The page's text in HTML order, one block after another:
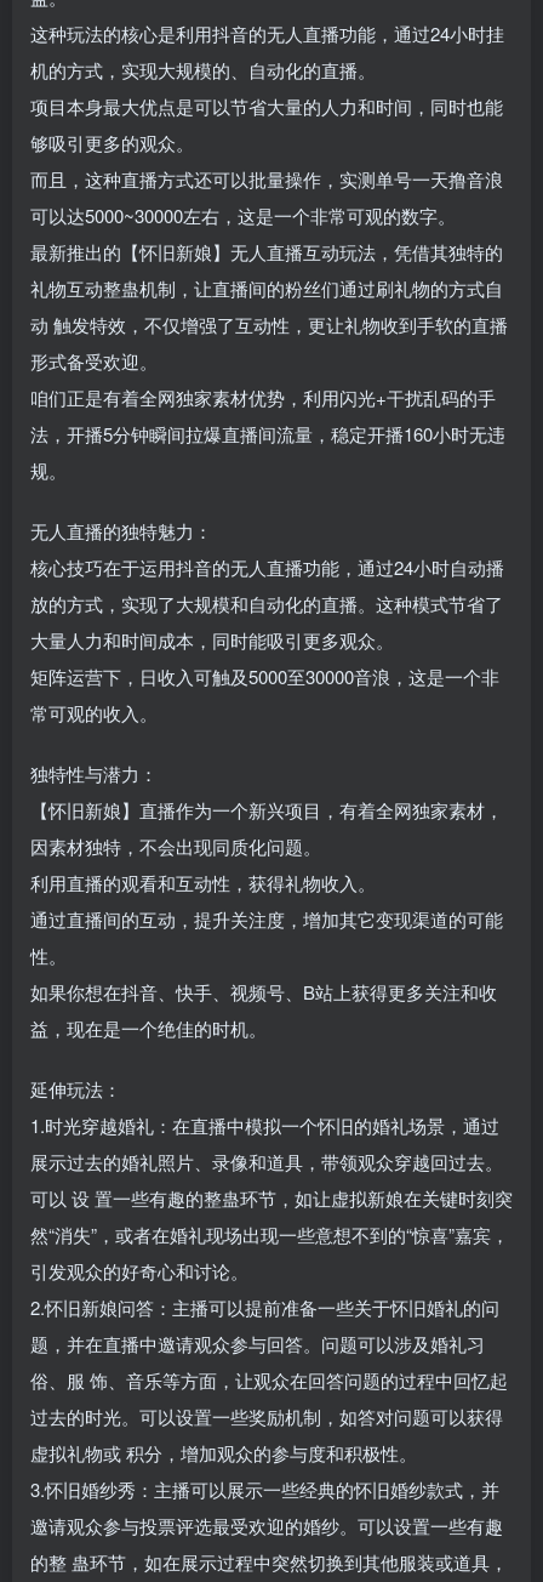
这种玩法的核心是利用抖音的无人直播功能，通过24小时挂
机的方式，实现大规模的、自动化的直播。
项目本身最大优点是可以节省大量的人力和时间，同时也能
够吸引更多的观众。
而且，这种直播方式还可以批量操作，实测单号一天撸音浪
可以达5000~30000左右，这是一个非常可观的数字。
最新推出的【怀旧新娘】无人直播互动玩法，凭借其独特的
礼物互动整蛊机制，让直播间的粉丝们通过刷礼物的方式自
动 触发特效，不仅增强了互动性，更让礼物收到手软的直播
形式备受欢迎。
咱们正是有着全网独家素材优势，利用闪光+干扰乱码的手
法，开播5分钟瞬间拉爆直播间流量，稳定开播160小时无违
规。
无人直播的独特魅力：
核心技巧在于运用抖音的无人直播功能，通过24小时自动播
放的方式，实现了大规模和自动化的直播。这种模式节省了
大量人力和时间成本，同时能吸引更多观众。
矩阵运营下，日收入可触及5000至30000音浪，这是一个非
常可观的收入。
独特性与潜力：
【怀旧新娘】直播作为一个新兴项目，有着全网独家素材，
因素材独特，不会出现同质化问题。
利用直播的观看和互动性，获得礼物收入。
通过直播间的互动，提升关注度，增加其它变现渠道的可能
性。
如果你想在抖音、快手、视频号、B站上获得更多关注和收
益，现在是一个绝佳的时机。
延伸玩法：
1.时光穿越婚礼：在直播中模拟一个怀旧的婚礼场景，通过
展示过去的婚礼照片、录像和道具，带领观众穿越回过去。
可以 设 置一些有趣的整蛊环节，如让虚拟新娘在关键时刻突
然“消失”，或者在婚礼现场出现一些意想不到的“惊喜”嘉宾，
引发观众的好奇心和讨论。
2.怀旧新娘问答：主播可以提前准备一些关于怀旧婚礼的问
题，并在直播中邀请观众参与回答。问题可以涉及婚礼习
俗、服 饰、音乐等方面，让观众在回答问题的过程中回忆起
过去的时光。可以设置一些奖励机制，如答对问题可以获得
虚拟礼物或 积分，增加观众的参与度和积极性。
3.怀旧婚纱秀：主播可以展示一些经典的怀旧婚纱款式，并
邀请观众参与投票评选最受欢迎的婚纱。可以设置一些有趣
的整 蛊环节，如在展示过程中突然切换到其他服装或道具，